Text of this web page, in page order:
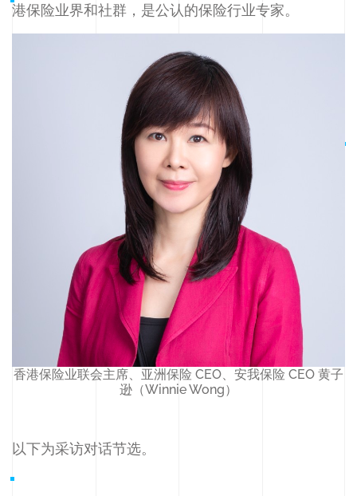
港保险业界和社群，是公认的保险行业专家。
香港保险业联会主席、亚洲保险 CEO、安我保险 CEO 黄子
逊（Winnie Wong）
以下为采访对话节选。